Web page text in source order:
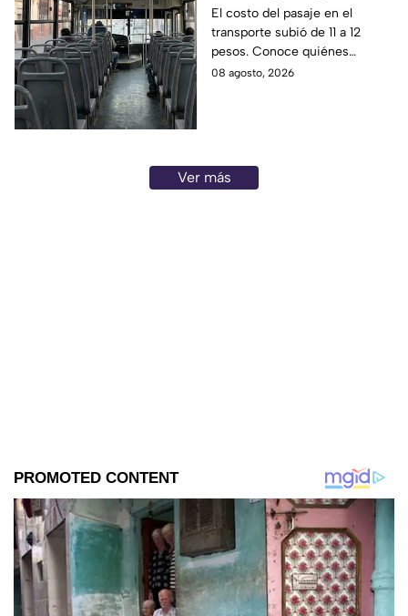
sube a 12 pesos: Conoce
las excepciones
El costo del pasaje en el
transporte subió de 11 a 12
pesos. Conoce quiénes
contarán con tarifa
08 agosto, 2026
Ver más